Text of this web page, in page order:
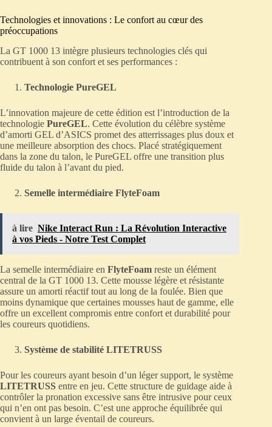
Technologies et innovations : Le confort au cœur des
préoccupations
La GT 1000 13 intègre plusieurs technologies clés qui
contribuent à son confort et ses performances :
Technologie PureGEL
L’innovation majeure de cette édition est l’introduction de la
technologie PureGEL. Cette évolution du célèbre système
d’amorti GEL d’ASICS promet des atterrissages plus doux et
une meilleure absorption des chocs. Placé stratégiquement
dans la zone du talon, le PureGEL offre une transition plus
fluide du talon à l’avant du pied.
Semelle intermédiaire FlyteFoam
à lire Nike Interact Run : La Révolution Interactive
à vos Pieds - Notre Test Complet
La semelle intermédiaire en FlyteFoam reste un élément
central de la GT 1000 13. Cette mousse légère et résistante
assure un amorti réactif tout au long de la foulée. Bien que
moins dynamique que certaines mousses haut de gamme, elle
offre un excellent compromis entre confort et durabilité pour
les coureurs quotidiens.
Système de stabilité LITETRUSS
Pour les coureurs ayant besoin d’un léger support, le système
LITETRUSS entre en jeu. Cette structure de guidage aide à
contrôler la pronation excessive sans être intrusive pour ceux
qui n’en ont pas besoin. C’est une approche équilibrée qui
convient à un large éventail de coureurs.